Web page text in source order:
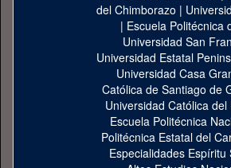
del Chimborazo |
| Escuela Politécnica
Universidad San
Universidad Estatal
Universidad Casa
Católica de Santiago de
Universidad Católica
Escuela Politécnica
Politécnica Estatal del
Especialidades Espíritu